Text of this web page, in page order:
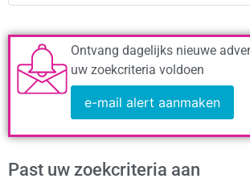
Ontvang dagelijks nieuwe
uw zoekcriteria voldoen
e-mail alert aanmaken
Past uw zoekcriteria aan